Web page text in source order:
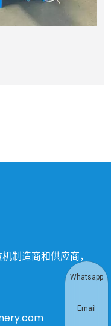
制造商和供应商，
Whatsapp
Email